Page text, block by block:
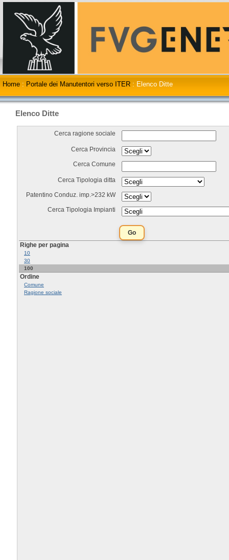
Home : Portale dei Manutentori verso ITER : Elenco Ditte
Elenco Ditte
Cerca ragione sociale
Cerca Provincia
Cerca Comune
Cerca Tipologia ditta
Patentino Conduz. imp.>232 kW
Cerca Tipologia Impianti
Righe per pagina
10
30
100
Ordine
Comune
Ragione sociale